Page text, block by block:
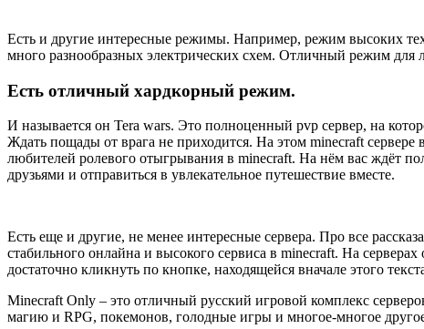
Есть и другие интересные режимы. Например, режим высоких
много разнообразных электрических схем. Отличный режим для
Есть отличный хардкорный режим.
И называется он Tera wars. Это полноценный pvp сервер, на
Ждать пощады от врага не приходится. На этом minecraft
любителей ролевого отыгрывания в minecraft. На нём вас ждёт
друзьями и отправиться в увлекательное путешествие вместе.
Есть еще и другие, не менее интересные сервера. Про все
стабильного онлайна и высокого сервиса в minecraft. На
достаточно кликнуть по кнопке, находящейся вначале этого
Minecraft Only – это отличный русский игровой комплекс
магию и RPG, покемонов, голодные игры и многое-многое